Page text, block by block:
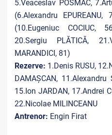
5.Veaceslav POSMAC,
(6.Alexandru
(10.Eugeniuc COCIUC,
20.Sergiu PLĂTICĂ,
MARANDICI, 81)
Rezerve: 1.Denis RUSU,
DAMAȘCAN, 11.Alexandru
15.Ion JARDAN, 17.Andrei
22.Nicolae MILINCEANU
Antrenor: Engin Firat